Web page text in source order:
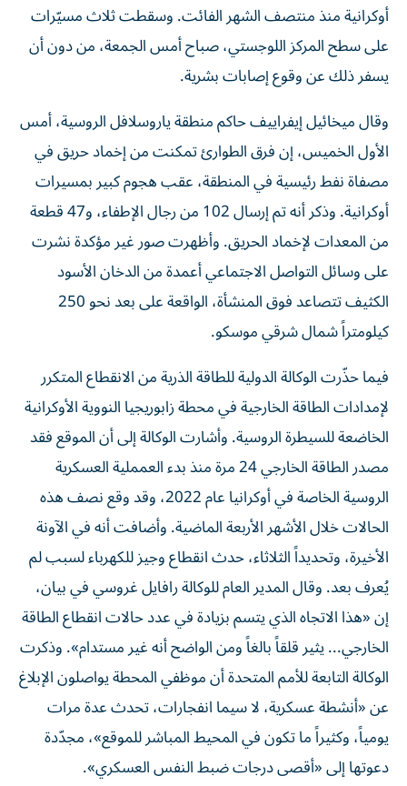
أوكرانية منذ منتصف الشهر الفائت. وسقطت ثلاث مسيّرات
على سطح المركز اللوجستي، صباح أمس الجمعة، من دون أن
يسفر ذلك عن وقوع إصابات بشرية.
وقال ميخائيل إيفراييف حاكم منطقة ياروسلافل الروسية، أمس
الأول الخميس، إن فرق الطوارئ تمكنت ‌من إخماد حريق في
مصفاة نفط رئيسية في المنطقة، ​عقب هجوم كبير بمسيرات
أوكرانية. وذكر أنه تم إرسال ‌102 من رجال الإطفاء، و47 قطعة
من المعدات لإخماد الحريق. وأظهرت صور غير مؤكدة نشرت
على وسائل التواصل الاجتماعي أعمدة من الدخان الأسود
الكثيف تتصاعد فوق المنشأة، الواقعة على بعد نحو 250
كيلومتراً شمال شرقي موسكو.
فيما حذّرت الوكالة الدولية للطاقة الذرية من الانقطاع المتكرر
لإمدادات الطاقة الخارجية في محطة زابوريجيا النووية الأوكرانية
الخاضعة للسيطرة الروسية. وأشارت الوكالة إلى أن الموقع فقد
مصدر الطاقة الخارجي 24 مرة منذ بدء العمملية العسكرية
الروسية الخاصة في أوكرانيا عام 2022، وقد وقع نصف هذه
الحالات خلال الأشهر الأربعة الماضية. وأضافت أنه في الآونة
الأخيرة، وتحديداً الثلاثاء، حدث انقطاع وجيز للكهرباء لسبب لم
يُعرف بعد. وقال المدير العام للوكالة رافايل غروسي في بيان،
إن «هذا الاتجاه الذي يتسم بزيادة في عدد حالات انقطاع الطاقة
الخارجي... يثير قلقاً بالغاً ومن الواضح أنه غير مستدام». وذكرت
الوكالة التابعة للأمم المتحدة أن موظفي المحطة يواصلون الإبلاغ
عن «أنشطة عسكرية، لا سيما انفجارات، تحدث عدة مرات
يومياً، وكثيراً ما تكون في المحيط المباشر للموقع»، مجدّدة
دعوتها إلى «أقصى درجات ضبط النفس العسكري».